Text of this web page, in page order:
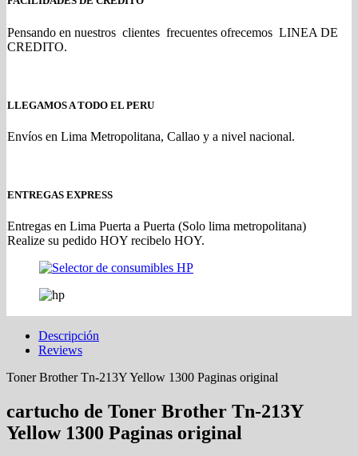
Pensando en nuestros clientes frecuentes ofrecemos LINEA DE
CREDITO.
LLEGAMOS A TODO EL PERU
Envíos en Lima Metropolitana, Callao y a nivel nacional.
ENTREGAS EXPRESS
Entregas en Lima Puerta a Puerta (Solo lima metropolitana)
Realize su pedido HOY recibelo HOY.
Descripción
Reviews
Toner Brother Tn-213Y Yellow 1300 Paginas original
cartucho de Toner Brother Tn-213Y
Yellow 1300 Paginas original